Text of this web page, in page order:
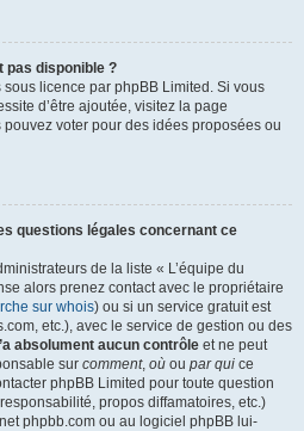
pas disponible ?
licence par phpBB Limited. Si vous
d’être ajoutée, visitez la page
voter pour des idées proposées ou
questions légales concernant ce
de la liste « L’équipe du
alors prenez contact avec le propriétaire
sur whois) ou si un service gratuit est
etc.), avec le service de gestion ou des
absolument aucun contrôle et ne peut
sur comment, où ou par qui ce
phpBB Limited pour toute question
propos diffamatoires, etc.)
phpbb.com ou au logiciel phpBB lui-